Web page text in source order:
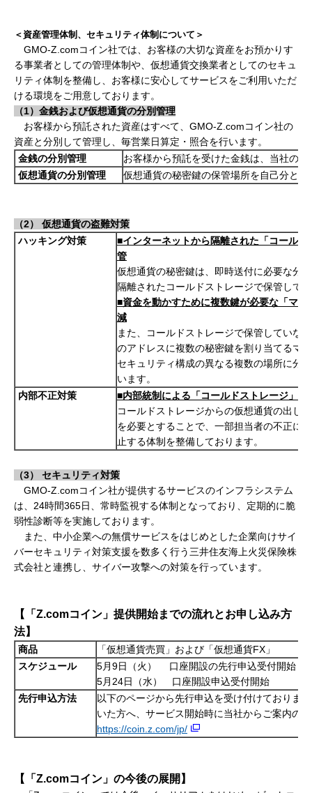
＜資産管理体制、セキュリティ体制について＞
GMO-Z.comコイン社では、お客様の大切な資産をお預かりす
る事業者としての管理体制や、仮想通貨交換業者としてのセキュ
リティ体制を整備し、お客様に安心してサービスをご利用いただ
ける環境をご用意しております。
（1）金銭および仮想通貨の分別管理
お客様から預託された資産はすべて、GMO-Z.comコイン社の
資産と分別して管理し、毎営業日算定・照合を行います。
金銭の分別管理
お客様から預託を受けた金銭は、当社の
仮想通貨の分別管理
仮想通貨の秘密鍵の保管場所を自己分と
（2） 仮想通貨の盗難対策
ハッキング対策
■インターネットから隔離された「コール
管
仮想通貨の秘密鍵は、即時送付に必要な分
隔離されたコールドストレージで保管して
■資金を動かすために複数鍵が必要な「マ
減
また、コールドストレージで保管していな
のアドレスに複数の秘密鍵を割り当てるマ
セキュリティ構成の異なる複数の場所に分
います。
内部不正対策
■内部統制による「コールドストレージ」の
コールドストレージからの仮想通貨の出し
を必要とすることで、一部担当者の不正に
止する体制を整備しております。
（3） セキュリティ対策
GMO-Z.comコイン社が提供するサービスのインフラシステム
は、24時間365日、常時監視する体制となっており、定期的に脆
弱性診断等を実施しております。
また、中小企業への無償サービスをはじめとした企業向けサイ
バーセキュリティ対策支援を数多く行う三井住友海上火災保険株
式会社と連携し、サイバー攻撃への対策を行っています。
【「Z.comコイン」提供開始までの流れとお申し込み方
法】
商品
「仮想通貨売買」および「仮想通貨FX」
スケジュール
5月9日（火） 口座開設の先行申込受付開始
5月24日（水） 口座開設申込受付開始
先行申込方法
以下のページから先行申込を受け付けておりま
いた方へ、サービス開始時に当社からご案内の
https://coin.z.com/jp/
【「 Z.comコイン」の今後の展開】